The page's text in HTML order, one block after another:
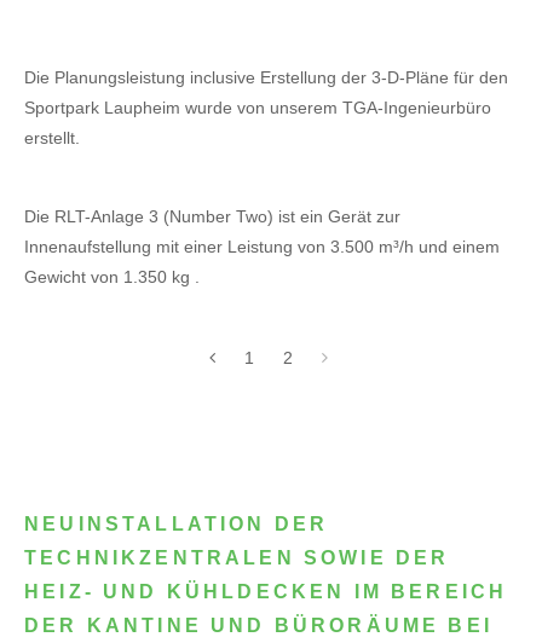
Die Planungsleistung inclusive Erstellung der 3-D-Pläne für den
Sportpark Laupheim wurde von unserem TGA-Ingenieurbüro
erstellt.
Die RLT-Anlage 3 (Number Two) ist ein Gerät zur
Innenaufstellung mit einer Leistung von 3.500 m³/h und einem
Gewicht von 1.350 kg .
1 2
NEUINSTALLATION DER
TECHNIKZENTRALEN SOWIE DER
HEIZ- UND KÜHLDECKEN IM BEREICH
DER KANTINE UND BÜRORÄUME BEI